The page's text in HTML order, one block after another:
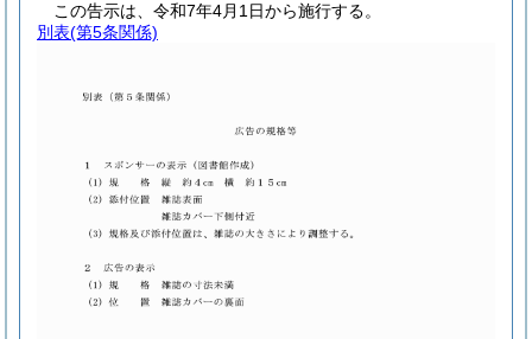
この告示は、令和7年4月1日から施行する。
別表(第5条関係)